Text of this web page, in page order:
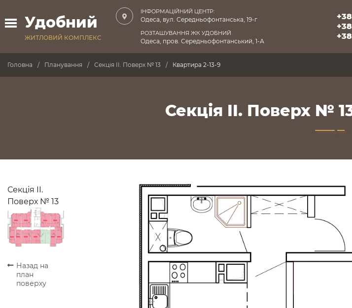
Удобний
ЖИТЛОВИЙ КОМПЛЕКС
ІНФОРМАЦІЙНИЙ ЦЕНТР:
Одеса, вул. Середньофонтанська, 19-г
РОЗТАШУВАННЯ ЖК УДОБНИЙ
Одеса, пров. Середньофонтанський, 1-А
Головна Планування Секція II. Поверх № 13 Квартира 2-13-9
Секція II. Поверх №
Секція II.
Поверх № 13
ПРОДАНО
ПРОДАНО
ПРОДАНО
ПРОДАНО
ПРОДАНО
ПРОДАНО
Назад на
план
поверху